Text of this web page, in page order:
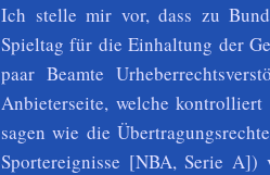
Ich stelle mir vor, dass zu
Spieltag für die Einhaltung der
paar Beamte
Anbieterseite, welche
sagen wie die
Sportereignisse [NBA, Serie A])